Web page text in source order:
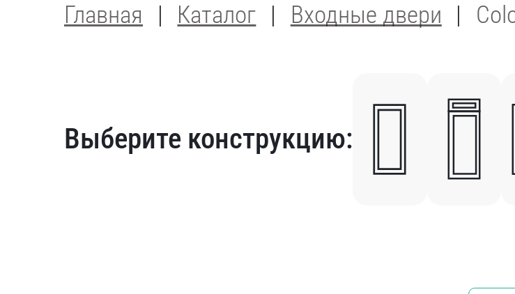
Главная Каталог Входные двери
Выберите конструкцию: